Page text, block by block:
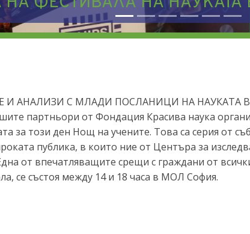
И АНАЛИЗИ С МЛАДИ ПОСЛАНИЦИ НА НАУКАТА
партньори от Фондация Красива наука
за този ден Нощ на учените. Това са серия от
публика, в които ние от Центъра за